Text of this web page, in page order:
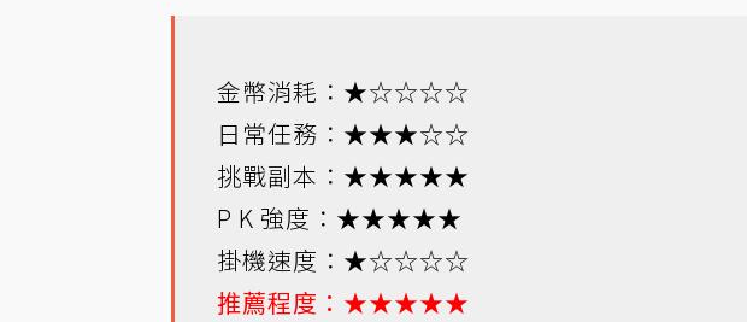
金幣消耗：★☆☆☆☆
日常任務：★★★☆☆
挑戰副本：★★★★★
P K 強度：★★★★★
掛機速度：★☆☆☆☆
推薦程度：★★★★★